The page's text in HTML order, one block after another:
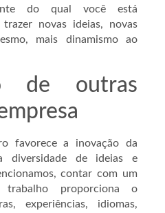
do qual você está
novas ideias, novas
mais dinamismo ao
de outras
favorece a inovação da
diversidade de ideias e
contar com um
proporciona o
experiências, idiomas,